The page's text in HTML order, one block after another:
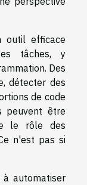
outil efficace
tâches, y
Des
détecter des
de code
peuvent être
le rôle des
n'est pas si
automatiser